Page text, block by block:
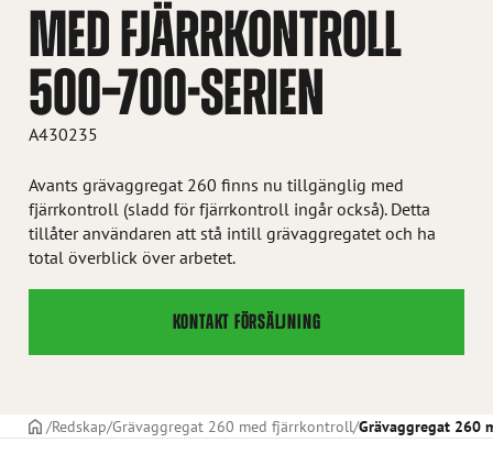
MED FJÄRRKONTROLL
500–700-SERIEN
A430235
Avants grävaggregat 260 finns nu tillgänglig med
fjärrkontroll (sladd för fjärrkontroll ingår också). Detta
tillåter användaren att stå intill grävaggregatet och ha
total överblick över arbetet.
KONTAKT FÖRSÄLJNING
STARTSIDAN
Redskap Grävaggregat 260 med fjärrkontroll Grävaggregat 260